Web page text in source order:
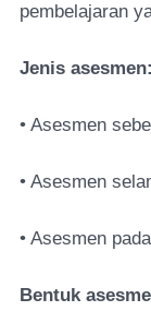
pembelajaran
Jenis asesmen:
• Asesmen
• Asesmen
• Asesmen
Bentuk